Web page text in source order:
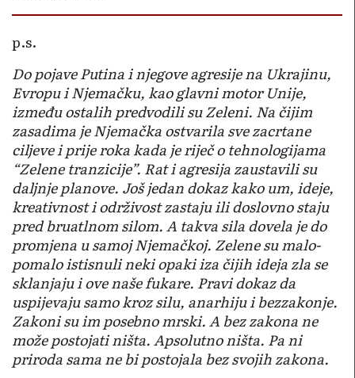
p.s.
Do pojave Putina i njegove agresije na Ukrajinu,
Evropu i Njemačku, kao glavni motor Unije,
između ostalih predvodili su Zeleni. Na čijim
zasadima je Njemačka ostvarila sve zacrtane
ciljeve i prije roka kada je riječ o tehnologijama
“Zelene tranzicije”. Rat i agresija zaustavilisu
daljnje planove. Još jedan dokaz kako um, ideje,
kreativnost i održivost zastaju ili doslovno staju
pred bruatlnom silom. A takva sila dovela je do
promjena u samoj Njemačkoj. Zelene su malo-
pomalo istisnuli neki opaki iza čijih ideja zla se
sklanjaju i ove naše fukare. Pravi dokaz da
uspijevaju samo kroz silu, anarhiju i bezzakonje.
Zakoni su im posebno mrski. A bez zakona ne
može postojati ništa. Apsolutno ništa. Pa ni
priroda sama ne bi postojala bez svojih zakona.